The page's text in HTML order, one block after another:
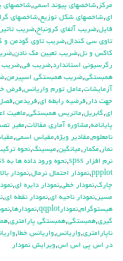
مركز ,شاخصهاي پيوند اسمي,شاخصهاي
اي,شاخصهاي شكل توزيع,شاخصهاي
فايل,ضريب آلفاي کرونباخ,ضريب تاثير
تاوي سي كندال,ضريب تاوي گودمن و
كاكس و نل,ضريب تعيين مك نادن,
رگرسيوني استاندارد,ضريب في,ضريب
همبستگي,ضريب همبستگي اسپيرمن,
آزمايشات,عامل تورم واريانس,فرض
جهت دار ,فرضيه رابطه اي,فريدمن,فصل
اي,گابريل,ماتريس همبستگي,ماهيت
پايانامه,مشاوره آماري مقالات,مغير
نامعلوم,مقادير ويژه,مقياس اسمي,
نمار ,مكمار ,ميانگين,ميسينگ,نحوه
نرم افزار spss
,نحوه ورود داده ها به spss
ppplot
,نمودار احتمال نرمال,نمودار
چارك,نمودار خطي,نمودار دايره اي,
مسير ,نمودار ناحيه اي,نمودار نقطه اي,
هيستوگرام,نمودارqqplot ,نمودارها,
گيري,همبستگي,همبستگي پارامتري,
ناپارامتري,واريانس,واريانس خطا,
در اس پي اس اس,ويرايش نمودار